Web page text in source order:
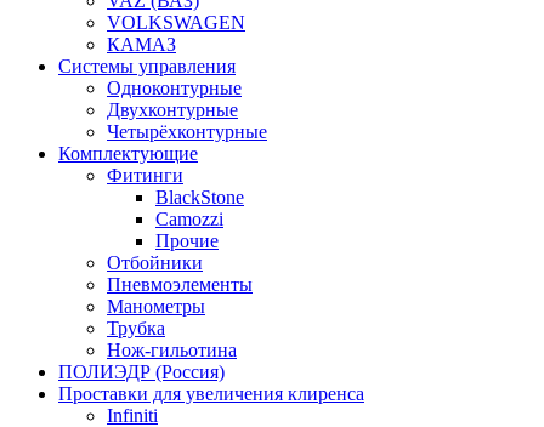
VOLKSWAGEN
КАМАЗ
Системы управления
Одноконтурные
Двухконтурные
Четырёхконтурные
Комплектующие
Фитинги
BlackStone
Camozzi
Прочие
Отбойники
Пневмоэлементы
Манометры
Трубка
Нож-гильотина
ПОЛИЭДР (Россия)
Проставки для увеличения клиренса
Infiniti